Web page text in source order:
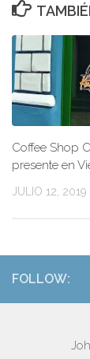
Coffee Shop
presente en
JULIO 12, 2019
FOLLOW: